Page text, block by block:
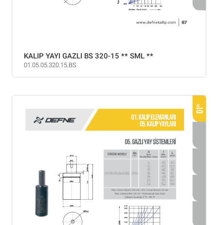
KALIP YAYI GAZLI BS 320-15 ** SML **
01.05.05.320.15.BS